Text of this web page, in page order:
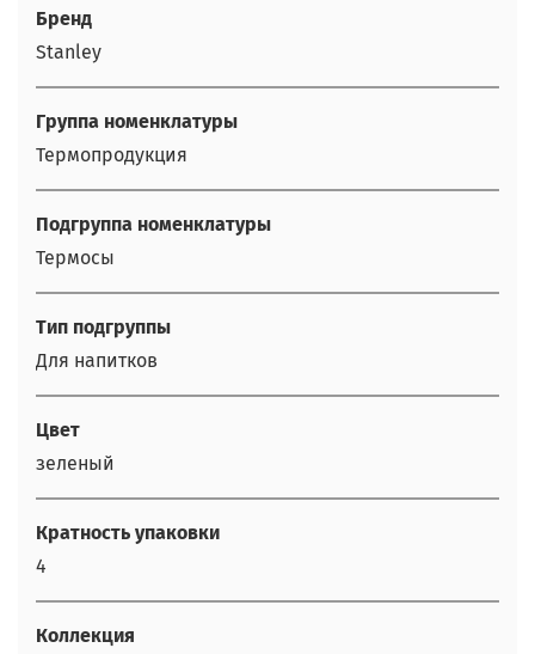
Бренд
Stanley
Группа номенклатуры
Термопродукция
Подгруппа номенклатуры
Термосы
Тип подгруппы
Для напитков
Цвет
зеленый
Кратность упаковки
4
Коллекция